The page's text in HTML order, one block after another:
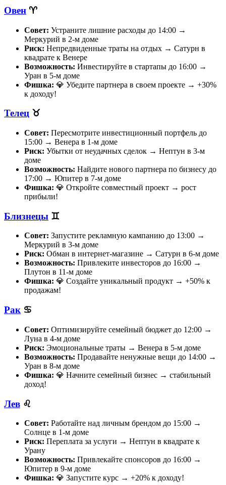
Овен ♈
Совет: Устраните лишние расходы до 14:00 →
Меркурий в 2-м доме
Риск: Непредвиденные траты на отдых → Сатурн в
квадрате к Венере
Возможность: Инвестируйте в стартапы до 16:00 →
Уран в 5-м доме
Фишка: 💎 Убедите партнера в своем проекте → +30%
к доходу!
Телец ♉
Совет: Пересмотрите инвестиционный портфель до
15:00 → Венера в 1-м доме
Риск: Убытки от неудачных сделок → Нептун в 3-м
доме
Возможность: Найдите нового партнера по бизнесу до
17:00 → Юпитер в 7-м доме
Фишка: 💎 Откройте совместный проект → рост
прибыли!
Близнецы ♊
Совет: Запустите рекламную кампанию до 13:00 →
Меркурий в 3-м доме
Риск: Обман в интернет-магазине → Сатурн в 6-м доме
Возможность: Привлеките инвесторов до 16:00 →
Плутон в 11-м доме
Фишка: 💎 Создайте уникальный продукт → +50% к
продажам!
Рак ♋
Совет: Оптимизируйте семейный бюджет до 12:00 →
Луна в 4-м доме
Риск: Эмоциональные траты → Венера в 5-м доме
Возможность: Продавайте ненужные вещи до 14:00 →
Уран в 8-м доме
Фишка: 💎 Начните семейный бизнес → стабильный
доход!
Лев ♌
Совет: Работайте над личным брендом до 15:00 →
Солнце в 1-м доме
Риск: Переплата за услуги → Нептун в квадрате к
Урану
Возможность: Привлекайте спонсоров до 16:00 →
Юпитер в 9-м доме
Фишка: 💎 Запустите курс → +20% к доходу!